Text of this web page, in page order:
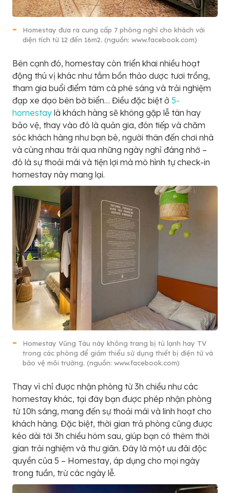
Homestay đưa ra cung cấp 7 phòng nghỉ cho khách với
diện tích từ 12 đến 16m2. (nguồn: www.facebook.com)
Bên cạnh đó, homestay còn triển khai nhiều hoạt
động thú vị khác như tắm bồn thảo dược tươi trồng,
tham gia buổi điểm tâm cà phê sáng và trải nghiệm
đạp xe dạo bên bờ biển… Điều đặc biệt ở 5-
homestay là khách hàng sẽ không gặp lễ tân hay
bảo vệ, thay vào đó là quản gia, đón tiếp và chăm
sóc khách hàng như bạn bè, người thân đến chơi nhà
và cùng nhau trải qua những ngày nghỉ đáng nhớ –
đó là sự thoải mái và tiện lợi mà mô hình tự check-in
homestay này mang lại.
Homestay Vũng Tàu này không trang bị tủ lạnh hay TV
trong các phòng để giảm thiểu sử dụng thiết bị điện tử và
bảo vệ môi trường. (nguồn: www.facebook.com)
Thay vì chỉ được nhận phòng từ 3h chiều như các
homestay khác, tại đây bạn được phép nhận phòng
từ 10h sáng, mang đến sự thoải mái và linh hoạt cho
khách hàng. Đặc biệt, thời gian trả phòng cũng được
kéo dài tới 3h chiều hôm sau, giúp bạn có thêm thời
gian trải nghiệm và thư giãn. Đây là một ưu đãi độc
quyền của 5 – Homestay, áp dụng cho mọi ngày
trong tuần, trừ các ngày lễ.